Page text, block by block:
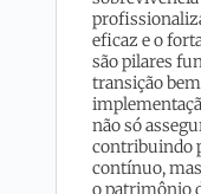
eficaz e o
são pilares
transição
não só
contribuindo
contínuo,
o patrimônio